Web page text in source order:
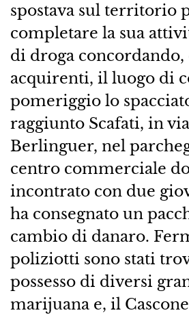
spostava sul territorio
completare la sua
di droga concordando,
acquirenti, il luogo di
pomeriggio lo
raggiunto Scafati, in
Berlinguer, nel
centro commerciale
incontrato con due
ha consegnato un
cambio di danaro.
poliziotti sono stati
possesso di diversi
marijuana e, il